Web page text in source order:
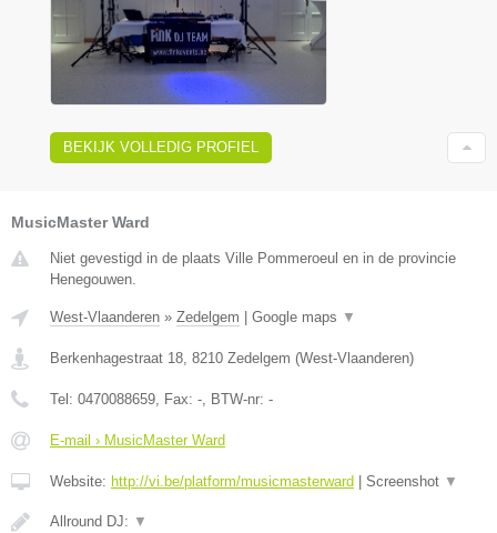
BEKIJK VOLLEDIG PROFIEL
MusicMaster Ward
Niet gevestigd in de plaats Ville Pommeroeul en in de provincie
Henegouwen.
West-Vlaanderen » Zedelgem Google maps ▼
Berkenhagestraat 18 8210 Zedelgem (West-Vlaanderen)
Tel: 0470088659 , Fax: - , BTW-nr: -
E-mail › MusicMaster Ward
Website: http://vi.be/platform/musicmasterward Screenshot ▼
Allround DJ: ▼